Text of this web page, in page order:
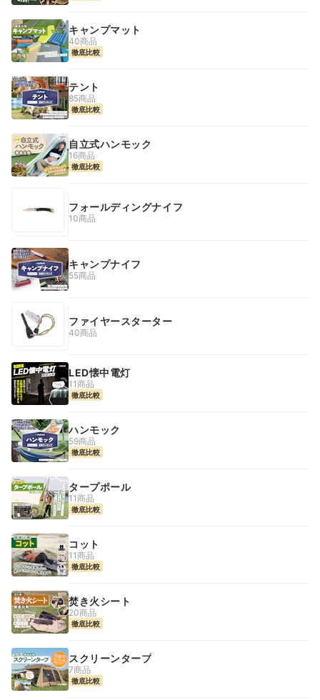
キャンプマット
40商品
徹底比較
テント
85商品
徹底比較
自立式ハンモック
16商品
徹底比較
フォールディングナイフ
10商品
キャンプナイフ
55商品
ファイヤースターター
40商品
LED懐中電灯
11商品
徹底比較
ハンモック
59商品
徹底比較
タープポール
11商品
徹底比較
コット
11商品
徹底比較
焚き火シート
20商品
徹底比較
スクリーンタープ
7商品
徹底比較